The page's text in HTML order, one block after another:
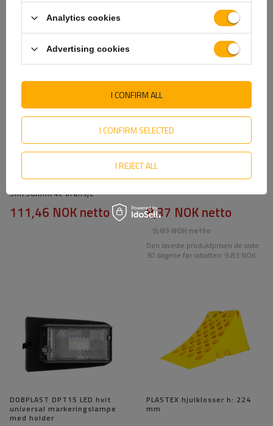
med strammer for
3m/50mm/4t oransje
111,46 NOKnetto
Reflekterende hvit
konturtape i segmenter - 1
9,83 NOKnetto
8,37 NOKnetto
Den laveste produktprisen de siste
30 dagene før rabatten: 9,83 NOK
DOBPLAST DPT15 LED hvit
universal markeringslampe
med holder
PLASTEX hjulklosser h: 224
mm
Analytics cookies
Advertising cookies
I CONFIRM SELECTED
I REJECT ALL
I CONFIRM ALL